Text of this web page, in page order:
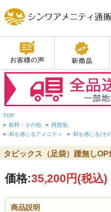
TOP
> 飲料・その他 > 雑貨他
> 和を感じるアメニティ > 和を感じる(そ
タビックス（足袋）踵無し
価格:35,200円(税込)
商品説明